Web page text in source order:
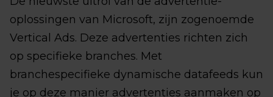
oplossingen van Microsoft, zijn zogenoemde
Vertical Ads. Deze advertenties richten zich
op specifieke branches. Met
branchespecifieke dynamische datafeeds kun
je op deze manier advertenties aanmaken op